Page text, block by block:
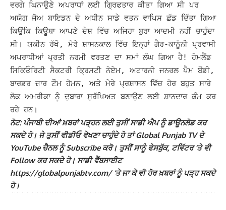
ਵਰਗੇ ਘਿਨਾਉਣੇ ਅਪਰਾਧਾਂ ਲਈ ਗ੍ਰਿਫਤਾਰ ਕੀਤਾ ਗਿਆ ਸੀ ਪਰ
ਅਯੋਗ ਜੋਅ ਬਾਇਡਨ ਦੇ ਅਧੀਨ ਸਾਡੇ ਵਤਨ ਵਾਪਿਸ ਛੱਡ ਦਿੱਤਾ ਗਿਆ
ਕਿਉਂਕਿ ਕਿਊਬਾ ਆਪਣੇ ਦੇਸ਼ ਵਿੱਚ ਅਜਿਹਾ ਬੁਰਾ ਆਦਮੀ ਨਹੀਂ ਚਾਹੁੰਦਾ
ਸੀ। ਯਕੀਨ ਰੱਖੋ, ਮੇਰੇ ਸ਼ਾਸਨਕਾਲ ਵਿੱਚ ਇਨ੍ਹਾਂ ਗੈਰ-ਕਾਨੂੰਨੀ ਪ੍ਰਵਾਸੀ
ਅਪਰਾਧੀਆਂ ਪ੍ਰਤੀ ਨਰਮੀ ਵਰਤਣ ਦਾ ਸਮਾਂ ਲੰਘ ਗਿਆ ਹੈ! ਹੋਮਲੈਂਡ
ਸਿਕਿਓਰਿਟੀ ਸੈਕਟਰੀ ਕ੍ਰਿਸਟੀ ਨੋਏਮ, ਅਟਾਰਨੀ ਜਨਰਲ ਪੈਮ ਬੋਂਡੀ,
ਬਾਰਡਰ ਜ਼ਾਰ ਟੌਮ ਹੋਮਨ, ਅਤੇ ਮੇਰੇ ਪ੍ਰਸ਼ਾਸਨ ਵਿੱਚ ਹੋਰ ਬਹੁਤ ਸਾਰੇ
ਲੋਕ ਅਮਰੀਕਾ ਨੂੰ ਦੁਬਾਰਾ ਸੁਰੱਖਿਅਤ ਬਣਾਉਣ ਲਈ ਸ਼ਾਨਦਾਰ ਕੰਮ ਕਰ
ਰਹੇ ਹਨ।
ਨੋਟ: ਪੰਜਾਬੀ ਦੀਆਂ ਖ਼ਬਰਾਂ ਪੜ੍ਹਨ ਲਈ ਤੁਸੀਂ ਸਾਡੀ ਐਪ ਨੂੰ ਡਾਊਨਲੋਡ ਕਰ
ਸਕਦੇ ਹੋ। ਜੇ ਤੁਸੀਂ ਵੀਡੀਓ ਵੇਖਣਾ ਚਾਹੁੰਦੇ ਹੋ ਤਾਂ Global Punjab TV ਦੇ
YouTube ਚੈਨਲ ਨੂੰ Subscribe ਕਰੋ। ਤੁਸੀਂ ਸਾਨੂੰ ਫੇਸਬੁੱਕ, ਟਵਿੱਟਰ ‘ਤੇ ਵੀ
Follow ਕਰ ਸਕਦੇ ਹੋ। ਸਾਡੀ ਵੈੱਬਸਾਈਟ
https://globalpunjabtv.com/ ‘ਤੇ ਜਾ ਕੇ ਵੀ ਹੋਰ ਖ਼ਬਰਾਂ ਨੂੰ ਪੜ੍ਹ ਸਕਦੇ
ਹੋ।